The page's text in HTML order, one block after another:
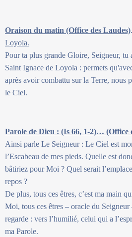
Oraison du matin (Office des Laudes)
Loyola.
Pour ta plus grande Gloire, Seigneur, tu
Saint Ignace de Loyola : permets
après avoir combattu sur la Terre, nous
le Ciel.
Parole de Dieu : (Is 66, 1-2)… (Office
Ainsi parle Le Seigneur : Le Ciel est
l’Escabeau de mes pieds. Quelle est
bâtiriez pour Moi ? Quel serait
repos ?
De plus, tous ces êtres, c’est ma main
Moi, tous ces êtres – oracle du
regarde : vers l’humilié, celui qui a
ma Parole.